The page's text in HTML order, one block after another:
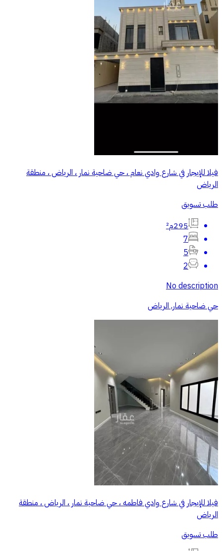
فيلا للإيجار في شارع وادي نعام ، حي ضاحية نمار ، الرياض ، منطقة
الرياض
طلب تسويق
295م²
7
5
2
No description
حي ضاحية نمار, الرياض
فيلا للإيجار في شارع وادي فاطمه ، حي ضاحية نمار ، الرياض ، منطقة
الرياض
طلب تسويق